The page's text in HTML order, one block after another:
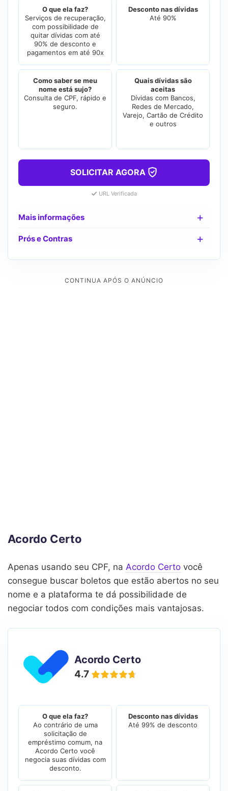
O que ela faz?
Serviços de recuperação,
com possibilidade de
quitar dívidas com até
90% de desconto e
pagamentos em até 90x
Desconto nas dívidas
Até 90%
Como saber se meu
nome está sujo?
Consulta de CPF, rápido e
seguro.
Quais dívidas são
aceitas
Dívidas com Bancos,
Redes de Mercado,
Varejo, Cartão de Crédito
e outros
SOLICITAR AGORA
URL Verificada
Mais informações
Prós e Contras
Acordo Certo
Apenas usando seu CPF, na Acordo Certo você
consegue buscar boletos que estão abertos no seu
nome e a plataforma te dá possibilidade de
negociar todos com condições mais vantajosas.
Acordo Certo
4.7
O que ela faz?
Ao contrário de uma
solicitação de
empréstimo comum, na
Acordo Certo você
negocia suas dívidas com
desconto.
Desconto nas dívidas
Até 99% de desconto